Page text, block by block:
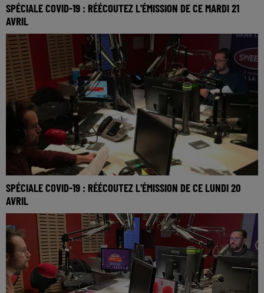
SPÉCIALE COVID-19 : RÉÉCOUTEZ L'ÉMISSION DE CE MARDI 21
AVRIL
SPÉCIALE COVID-19 : RÉÉCOUTEZ L'ÉMISSION DE CE LUNDI 20
AVRIL